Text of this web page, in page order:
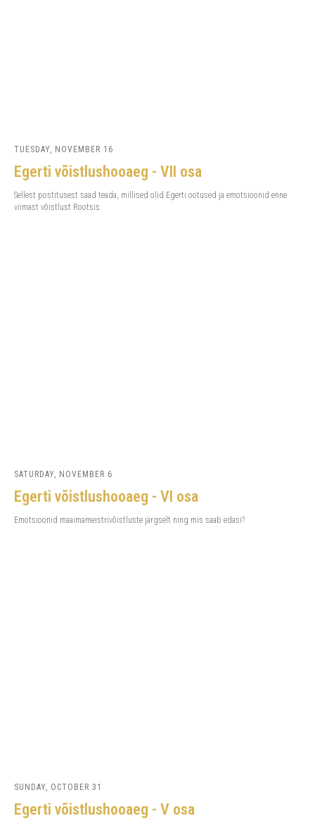
TUESDAY, NOVEMBER 16
Egerti võistlushooaeg - VII osa
Sellest postitusest saad teada, millised olid Egerti ootused ja emotsioonid enne
viimast võistlust Rootsis.
SATURDAY, NOVEMBER 6
Egerti võistlushooaeg - VI osa
Emotsioonid maaimameistrivõistluste järgselt ning mis saab edasi?
SUNDAY, OCTOBER 31
Egerti võistlushooaeg - V osa